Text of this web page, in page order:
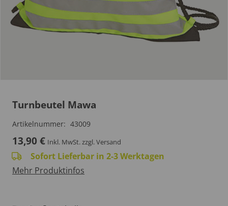
Turnbeutel Mawa
Artikelnummer: 43009
13,90 € Inkl. MwSt.zzgl. Versand
Sofort Lieferbar in 2-3 Werktagen
Mehr Produktinfos